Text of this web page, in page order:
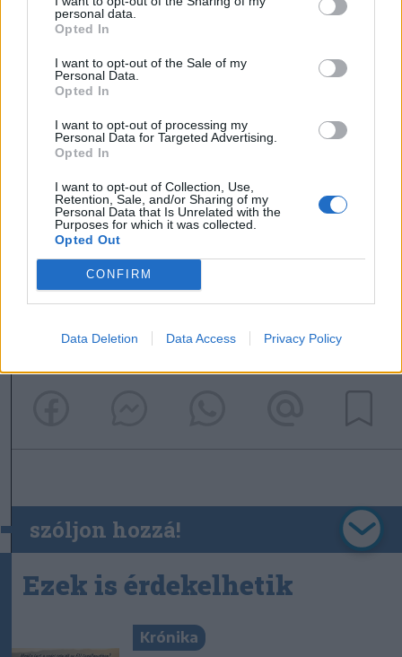
personal data.
Opted In
I want to opt-out of the Sale of my
Personal Data.
Opted In
I want to opt-out of processing my
Personal Data for Targeted Advertising.
Opted In
I want to opt-out of Collection, Use,
Retention, Sale, and/or Sharing of my
Personal Data that Is Unrelated with the
Purposes for which it was collected.
Opted Out
CONFIRM
Data Deletion Data Access Privacy Policy
magyar épített örökség
élővé tételéről
Nem alszik jobban Hegedüs Csilla, amióta
a volt kormányfőhelyettes, miniszter,
álamtitkár szakított a politikával, és a
többmilliárd eurós uniós támogatásokat
„helyben” kezelő Északnyugati Regionális
Fejlesztési Ügynökség vezetőségében
vállalt szerepet.
turizmus
többnyelvűség
magyar nyelv
szóljon hozzá!
Ezek is érdekelhetik
Krónika